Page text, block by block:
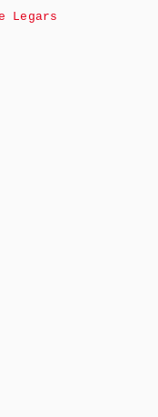
Legars